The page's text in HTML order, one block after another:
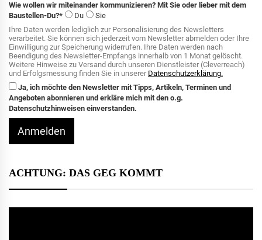
Wie wollen wir miteinander kommunizieren? Mit Sie oder lieber mit dem
Baustellen-Du?*
Du
Sie
Ihre Daten werden lediglich zur Personalisierung des Newsletters
verarbeitet. Sie können sich jederzeit vom Newsletter abmelden oder Ihre
Einwilligung zur Speicherung widerrufen. Ihre Daten werden nach
Beendigung des Newsletter-Empfangs innerhalb von 1 Monat gelöscht.
Weitere Hinweise zu Versand durch unseren Dienstleister (Cleverreach)
und Erfolgsmessung finden Sie in unserer Datenschutzerklärung.
Ja, ich möchte den Newsletter mit Tipps, Artikeln, Terminen und
Angeboten abonnieren und erkläre mich mit den o.g.
Datenschutzhinweisen einverstanden.
Anmelden
ACHTUNG: DAS GEG KOMMT